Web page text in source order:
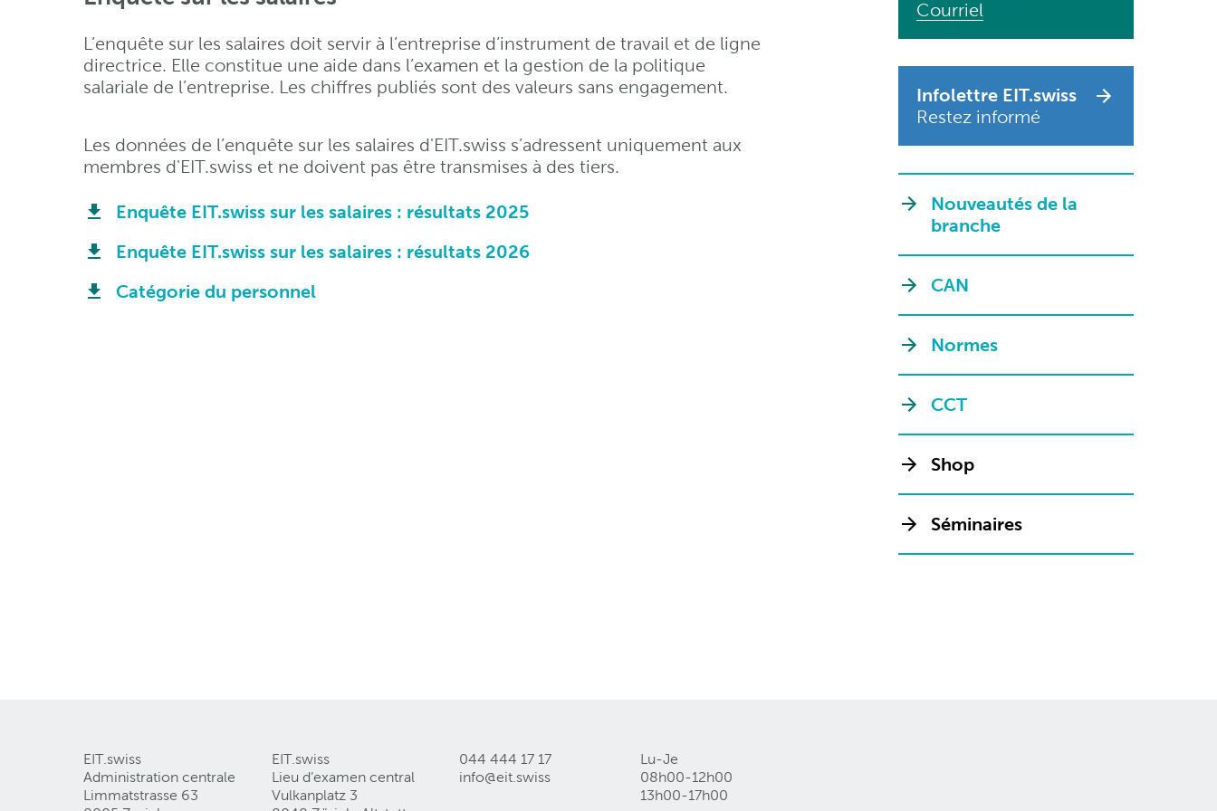
L’enquête sur les salaires doit servir à l’entreprise d’instrument de travail et de ligne
directrice. Elle constitue une aide dans l’examen et la gestion de la politique
salariale de l’entreprise. Les chiffres publiés sont des valeurs sans engagement.
Les données de l’enquête sur les salaires d'EIT.swiss s’adressent uniquement aux
membres d'EIT.swiss et ne doivent pas être transmises à des tiers.
Enquête EIT.swiss sur les salaires : résultats 2025
Enquête EIT.swiss sur les salaires : résultats 2026
Catégorie du personnel
Courriel
Infolettre EIT.swiss
Restez informé
Nouveautés de la
branche
CAN
Normes
CCT
Shop
Séminaires
EIT.swiss
Administration centrale
Limmatstrasse 63
EIT.swiss
Lieu d’examen central
Vulkanplatz 3
044 444 17 17
info@eit swiss
Lu-Je
08h00-12h00
13h00-17h00